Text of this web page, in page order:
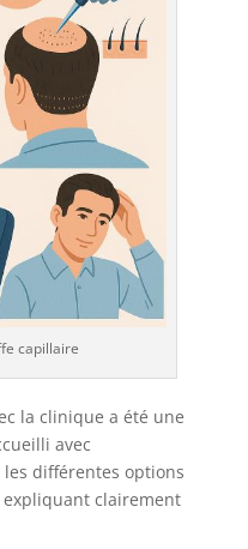
capillaire
la clinique a été une
avec
différentes options
clairement